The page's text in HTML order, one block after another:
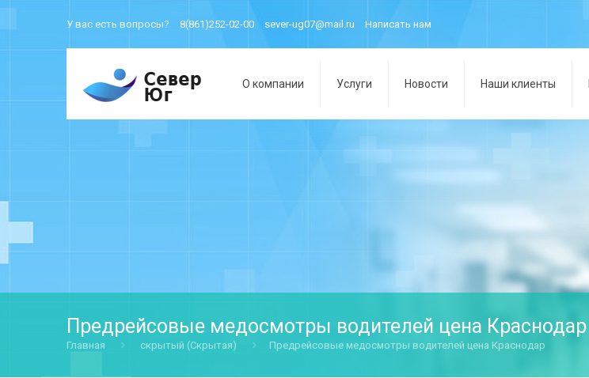
У вас есть вопросы? 8(861)252-02-00 sever-ug07@mail.ru Написать нам
О компании Услуги Новости Наши клиенты
Предрейсовые медосмотры водителей цена Краснодар
Главная скрытый (Скрытая) Предрейсовые медосмотры водителей цена Краснодар